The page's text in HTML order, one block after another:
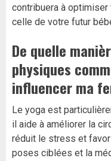
contribuera à
celle de votre futur
De quelle
physiques
influencer ma
Le yoga est
il aide à améliorer la
réduit le stress et
poses ciblées et la